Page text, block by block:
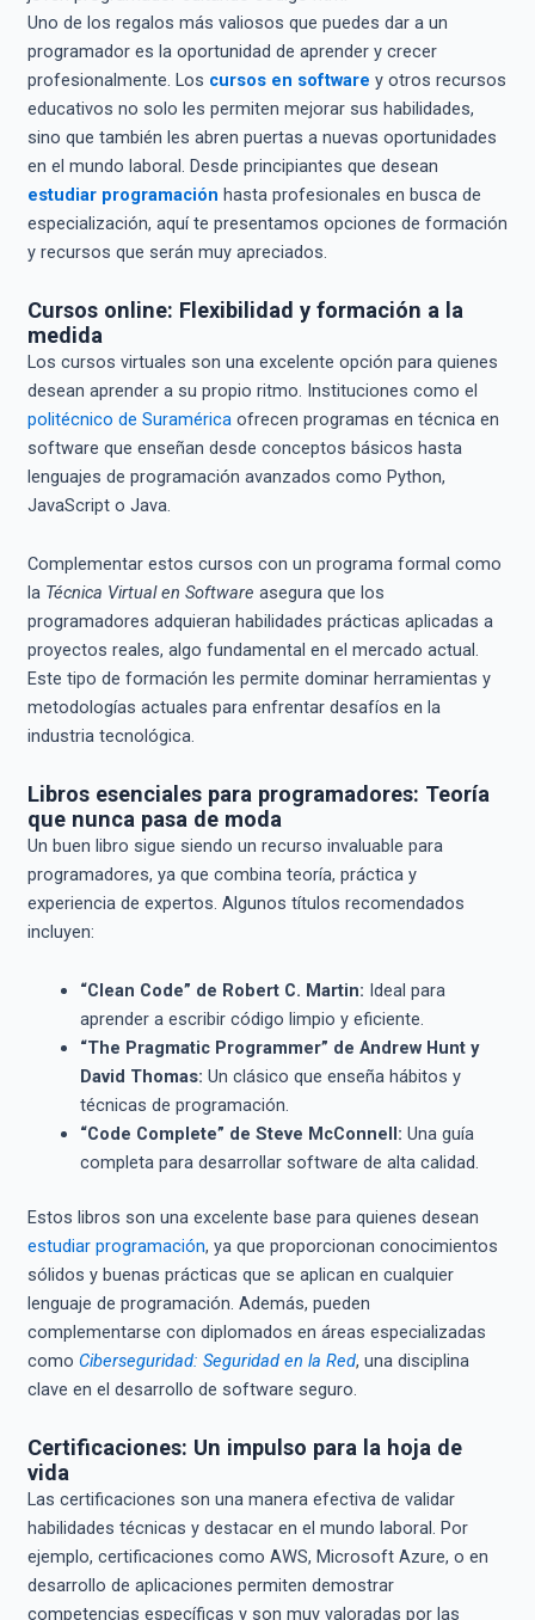
Uno de los regalos más valiosos que puedes dar a un
programador es la oportunidad de aprender y crecer
profesionalmente. Los cursos en software y otros recursos
educativos no solo les permiten mejorar sus habilidades,
sino que también les abren puertas a nuevas oportunidades
en el mundo laboral. Desde principiantes que desean
estudiar programación hasta profesionales en busca de
especialización, aquí te presentamos opciones de formación
y recursos que serán muy apreciados.
Cursos online: Flexibilidad y formación a la
medida
Los cursos virtuales son una excelente opción para quienes
desean aprender a su propio ritmo. Instituciones como el
politécnico de Suramérica ofrecen programas en técnica en
software que enseñan desde conceptos básicos hasta
lenguajes de programación avanzados como Python,
JavaScript o Java.
Complementar estos cursos con un programa formal como
la Técnica Virtual en Software asegura que los
programadores adquieran habilidades prácticas aplicadas a
proyectos reales, algo fundamental en el mercado actual.
Este tipo de formación les permite dominar herramientas y
metodologías actuales para enfrentar desafíos en la
industria tecnológica.
Libros esenciales para programadores: Teoría
que nunca pasa de moda
Un buen libro sigue siendo un recurso invaluable para
programadores, ya que combina teoría, práctica y
experiencia de expertos. Algunos títulos recomendados
incluyen:
“Clean Code” de Robert C. Martin: Ideal para
aprender a escribir código limpio y eficiente.
“The Pragmatic Programmer” de Andrew Hunt y
David Thomas: Un clásico que enseña hábitos y
técnicas de programación.
“Code Complete” de Steve McConnell: Una guía
completa para desarrollar software de alta calidad.
Estos libros son una excelente base para quienes desean
estudiar programación, ya que proporcionan conocimientos
sólidos y buenas prácticas que se aplican en cualquier
lenguaje de programación. Además, pueden
complementarse con diplomados en áreas especializadas
como Ciberseguridad: Seguridad en la Red, una disciplina
clave en el desarrollo de software seguro.
Certificaciones: Un impulso para la hoja de
vida
Las certificaciones son una manera efectiva de validar
habilidades técnicas y destacar en el mundo laboral. Por
ejemplo, certificaciones como AWS, Microsoft Azure, o en
desarrollo de aplicaciones permiten demostrar
competencias específicas y son muy valoradas por las